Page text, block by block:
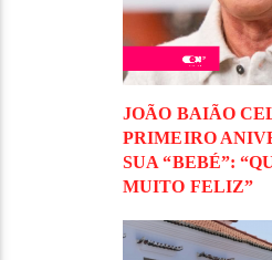
JOÃO BAIÃO
PRIMEIRO
SUA “BEBÉ”:
MUITO FELIZ”